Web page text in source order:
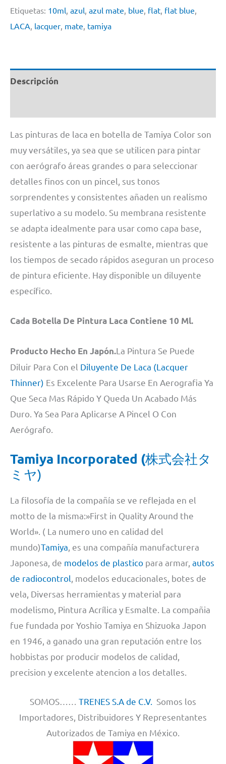
#
LP78
Etiquetas: 10ml azul azul mate blue flat flat blue
LACA lacquer mate tamiya
Descripción
Las pinturas de laca en botella de Tamiya Color son
muy versátiles, ya sea que se utilicen para pintar
con aerógrafo áreas grandes o para seleccionar
detalles finos con un pincel, sus tonos
sorprendentes y consistentes añaden un realismo
superlativo a su modelo. Su membrana resistente
se adapta idealmente para usar como capa base,
resistente a las pinturas de esmalte, mientras que
los tiempos de secado rápidos aseguran un proceso
de pintura eficiente. Hay disponible un diluyente
específico.
Cada Botella De Pintura Laca Contiene 10 Ml.
Producto Hecho En Japón.La Pintura Se Puede
Diluir Para Con el Diluyente De Laca (Lacquer
Thinner) Es Excelente Para Usarse En Aerografia Ya
Que Seca Mas Rápido Y Queda Un Acabado Más
Duro. Ya Sea Para Aplicarse A Pincel O Con
Aerógrafo.
Tamiya Incorporated (株式会社タ
ミヤ)
La filosofía de la compañía se ve reflejada en el
motto de la misma:»First in Quality Around the
World». ( La numero uno en calidad del
mundo)Tamiya , es una compañía manufacturera
Japonesa, de modelos de plastico para armar, autos
de radiocontrol , modelos educacionales, botes de
vela, Diversas herramientas y material para
modelismo, Pintura Acrílica y Esmalte. La compañia
fue fundada por Yoshio Tamiya en Shizuoka Japon
en 1946, a ganado una gran reputación entre los
hobbistas por producir modelos de calidad,
precision y excelente atencion a los detalles.
SOMOS…… TRENES S.A de C.V. Somos los
Importadores, Distribuidores Y Representantes
Autorizados de Tamiya en México.